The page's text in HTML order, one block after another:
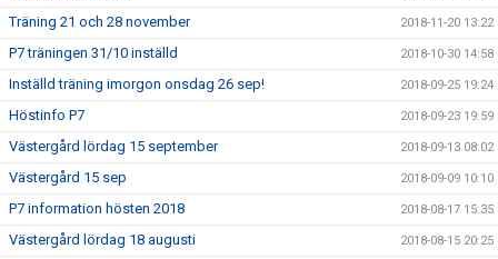
Träning 21 och 28 november 2018-11-20 13:22
P7 träningen 31/10 inställd 2018-10-30 14:58
Inställd träning imorgon onsdag 26 sep! 2018-09-25 19:24
Höstinfo P7 2018-09-23 19:59
Västergård lördag 15 september 2018-09-13 08:02
Västergård 15 sep 2018-09-09 10:10
P7 information hösten 2018 2018-08-17 15:35
Västergård lördag 18 augusti 2018-08-15 20:25